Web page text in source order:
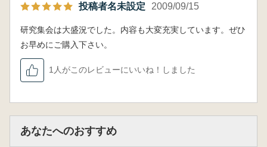
投稿者名未設定 2009/09/15
研究集会は大盛況でした。内容も大変充実しています。ぜひ
お早めにご購入下さい。
1人がこのレビューにいいね！しました
あなたへのおすすめ